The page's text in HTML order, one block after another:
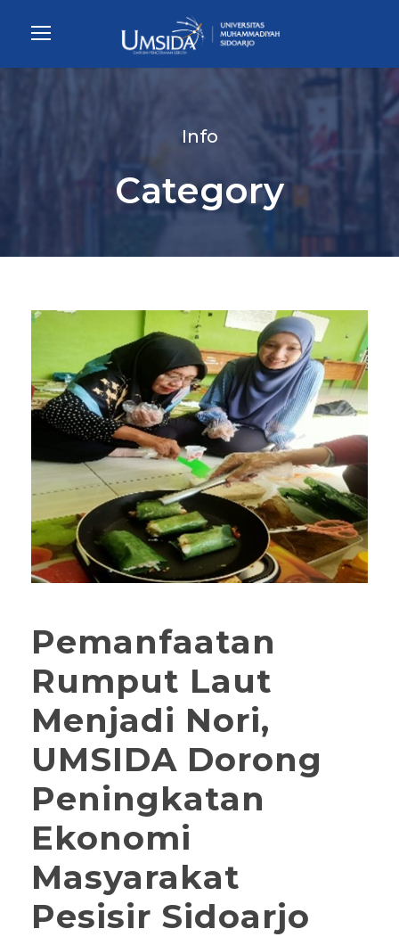
Info
Category
Pemanfaatan
Rumput Laut
Menjadi Nori,
UMSIDA Dorong
Peningkatan
Ekonomi
Masyarakat
Pesisir Sidoarjo